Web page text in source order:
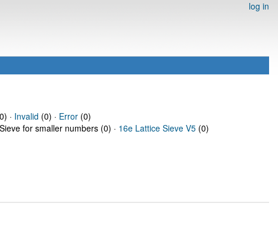
log in
· Invalid (0) · Error(0)
for smaller numbers (0) · 16e Lattice Sieve V5 (0)